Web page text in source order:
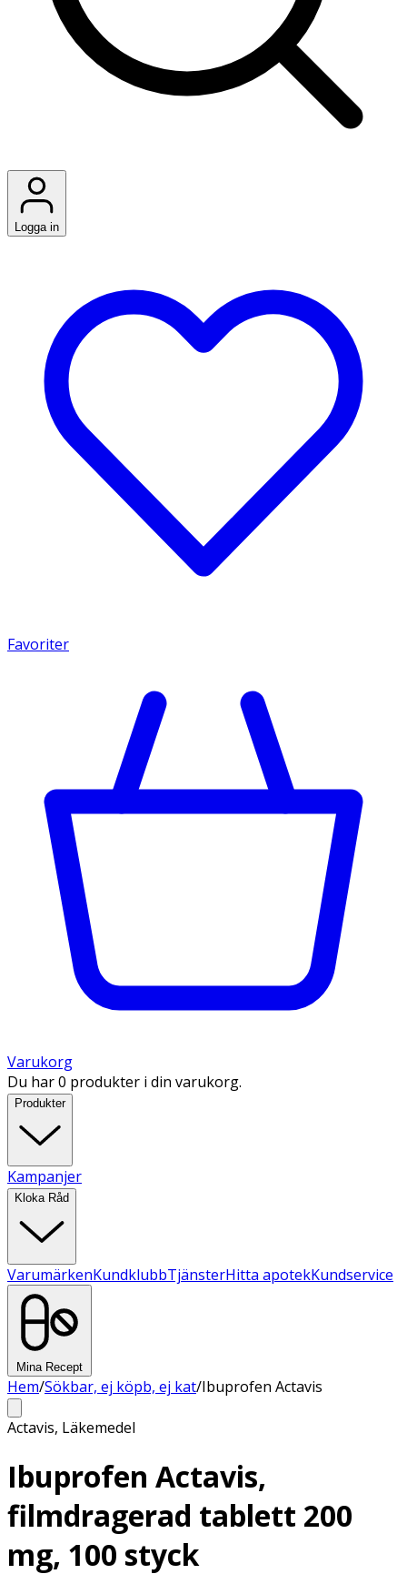
Logga in
Favoriter
Varukorg
Du har 0 produkter i din varukorg.
Produkter
Kampanjer
Kloka Råd
VarumärkenKundklubbTjänsterHitta apotekKundservice
Mina Recept
Hem/Sökbar, ej köpb, ej kat/Ibuprofen Actavis
Actavis, Läkemedel
Ibuprofen Actavis,
filmdragerad tablett 200
mg, 100 styck